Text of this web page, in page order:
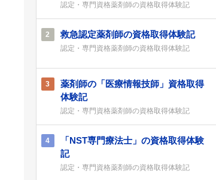
認定・専門資格薬剤師の資格取得体験記
2 救急認定薬剤師の資格取得体験記
認定・専門資格薬剤師の資格取得体験記
3
薬剤師の「医療情報技師」資格取得
体験記
認定・専門資格薬剤師の資格取得体験記
4
「NST専門療法士」の資格取得体験
記
認定・専門資格薬剤師の資格取得体験記